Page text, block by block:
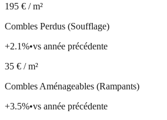
195 € / m²
Combles Perdus (Soufflage)
+2.1%•vs année précédente
35 € / m²
Combles Aménageables (Rampants)
+3.5%•vs année précédente